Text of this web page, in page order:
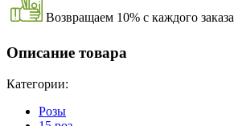
Возвращаем 10% с каждого заказа
Описание товара
Категории:
Розы